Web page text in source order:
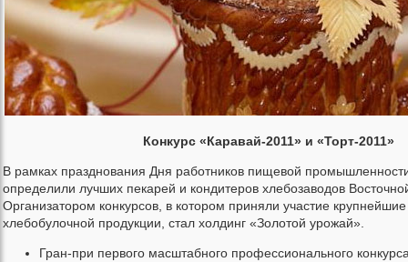
Конкурс «Каравай-2011» и «Торт-2011»
В рамках празднования Дня работников пищевой
определили лучших пекарей и кондитеров хлебозаводов
Организатором конкурсов, в котором приняли участие
хлебобулочной продукции, стал холдинг «Золотой урожай».
Гран-при первого масштабного профессионального